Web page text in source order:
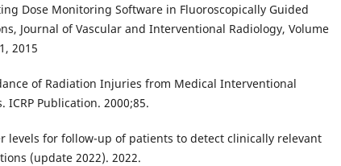
Dose Monitoring Software in Fluoroscopically Guided
Journal of Vascular and Interventional Radiology, Volume
2015
of Radiation Injuries from Medical Interventional
ICRP Publication. 2000;85.
levels for follow-up of patients to detect clinically relevant
(update 2022). 2022.